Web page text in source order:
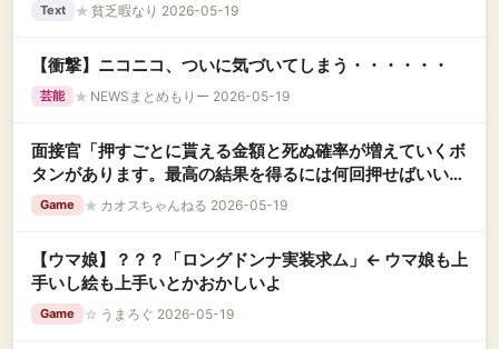
Text ★ 貧乏暇なり 2026-05-19
【衝撃】ニコニコ、ついに気づいてしまう・・・・・・
芸能 ★ NEWSまとめもりー 2026-05-19
面接官「押すごとに貰える金額と死ぬ確率が増えていくボ
タンがあります。最高の結果を得るには何回押せばいいで
すか？」
Game ★ カオスちゃんねる 2026-05-19
【ウマ娘】？？？「ロングドンナ実装求ム」← ウマ娘も上
手いし絵も上手いとかおかしいよ
Game ☆ うまろぐ 2026-05-19